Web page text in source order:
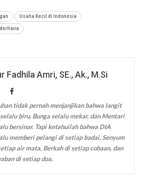
Usaha Kecil di Indonesia
Fadhila Amri, SE., Ak., M.Si
tidak pernah menjanjikan bahwa langit
biru, Bunga selalu mekar, dan Mentari
bersinar. Tapi ketahuilah bahwa DIA
memberi pelangi di setiap badai, Senyum
air mata, Berkah di setiap cobaan, dan
di setiap doa.